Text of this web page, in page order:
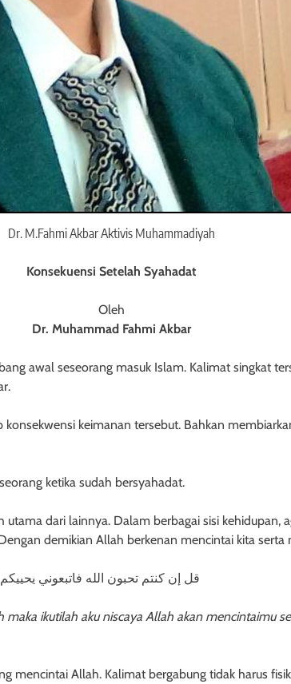
Dr. M.Fahmi Akbar Aktivis Muhammadiyah
Konsekuensi Setelah Syahadat
Oleh
Dr. Muhammad Fahmi Akbar
awal seseorang masuk Islam. Kalimat singkat
keimanan tersebut. Bahkan
ketika sudah bersyahadat.
dari lainnya. Dalam berbagai sisi kehidupan,
demikian Allah berkenan mencintai kita serta
قل إن كنتم تحبون الله فاتبعوني
ikutilah aku niscaya Allah akan mencintaimu
mencintai Allah. Kalimat bergabung tidak harus